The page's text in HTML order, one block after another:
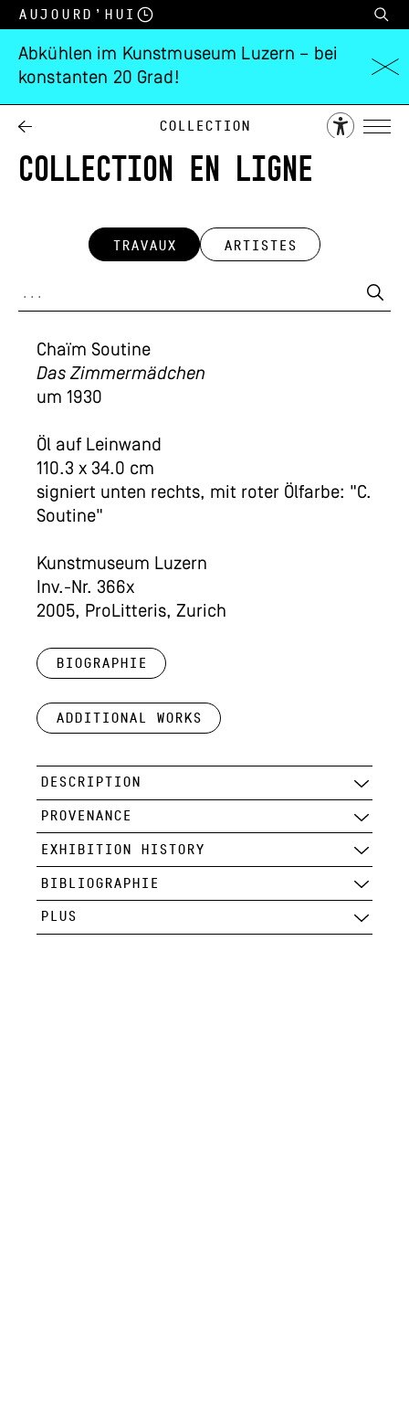
Aujourd’hui
Abkühlen im Kunstmuseum Luzern – bei
konstanten 20 Grad!
Collection
COLLECTION EN LIGNE
TRAVAUX ARTISTES
Chaïm Soutine
Das Zimmermädchen
um 1930
Öl auf Leinwand
110.3 x 34.0 cm
signiert unten rechts, mit roter Ölfarbe: "C.
Soutine"
Kunstmuseum Luzern
Inv.-Nr. 366x
2005, ProLitteris, Zurich
Biographie
Additional works
DESCRIPTION
PROVENANCE
EXHIBITION HISTORY
BIBLIOGRAPHIE
PLUS